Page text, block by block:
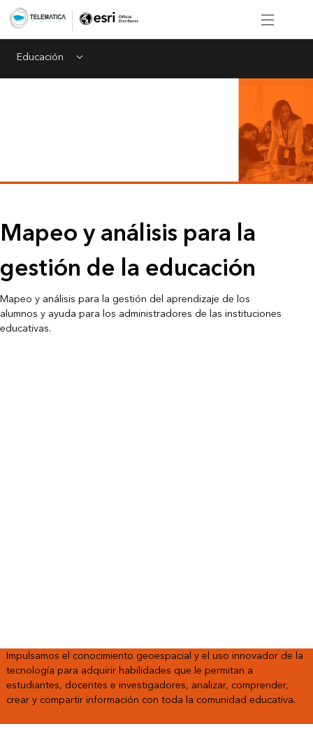
Educación Menu
Mapeo y análisis para la
gestión de la educación
Mapeo y análisis para la gestión del aprendizaje de los
alumnos y ayuda para los administradores de las instituciones
educativas.
Impulsamos el conocimiento geoespacial y el uso innovador de la
tecnología para adquirir habilidades que le permitan a
estudiantes, docentes e investigadores, analizar, comprender,
crear y compartir información con toda la comunidad educativa.